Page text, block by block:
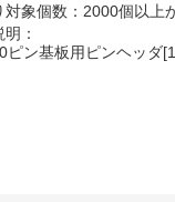
対象個数：2000個以上
：
ピン基板用ピンヘッダ